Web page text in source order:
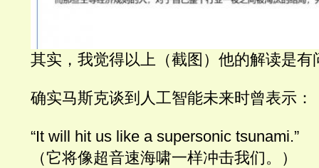
其实，我觉得以上（截图）他的解读是有
确实马斯克谈到人工智能未来时曾表示：
“It will hit us like a supersonic tsunami.”
（它将像超音速海啸一样冲击我们。）